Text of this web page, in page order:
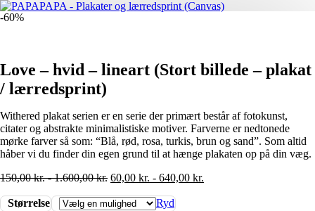
-60%
Love – hvid – lineart (Stort billede – plakat
/ lærredsprint)
Withered plakat serien er en serie der primært består af fotokunst,
citater og abstrakte minimalistiske motiver. Farverne er nedtonede
mørke farver så som: “Blå, rød, rosa, turkis, brun og sand”. Som altid
håber vi du finder din egen grund til at hænge plakaten op på din væg.
150,00kr.-1.600,00kr. 60,00 kr. - 640,00 kr.
Størrelse
Ryd